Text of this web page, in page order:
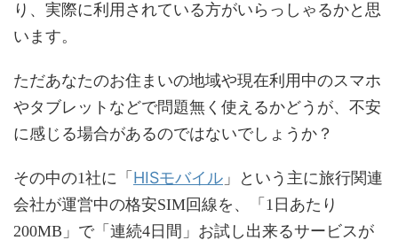
り、実際に利用されている方がいらっしゃるかと思
います。
ただあなたのお住まいの地域や現在利用中のスマホ
やタブレットなどで問題無く使えるかどうが、不安
に感じる場合があるのではないでしょうか？
その中の1社に「 HISモバイル 」という主に旅行関連
会社が運営中の格安SIM回線を、「1日あたり
200MB」で「連続4日間」お試し出来るサービスが